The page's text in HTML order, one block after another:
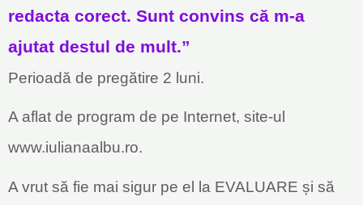
redacta corect. Sunt convins că m-a
ajutat destul de mult.”
Perioadă de pregătire 2 luni.
A aflat de program de pe Internet, site-ul
www.iulianaalbu.ro.
A vrut să fie mai sigur pe el la EVALUARE și să